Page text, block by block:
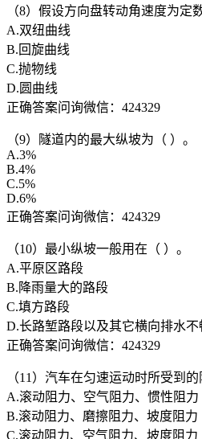
（8）假设方向盘转动角速度为定
A.双纽曲线
B.回旋曲线
C.抛物线
D.圆曲线
正确答案问询微信：424329
（9）隧道内的最大纵坡为（ ）。
A.3%
B.4%
C.5%
D.6%
正确答案问询微信：424329
（10）最小纵坡一般用在（ ）。
A.平原区路段
B.降雨量大的路段
C.填方路段
D.长路堑路段以及其它横向排水不
正确答案问询微信：424329
（11）汽车在匀速运动时所受到的
A.滚动阻力、空气阻力、惯性阻力
B.滚动阻力、磨擦阻力、坡度阻力
C.滚动阻力、空气阻力、坡度阻力